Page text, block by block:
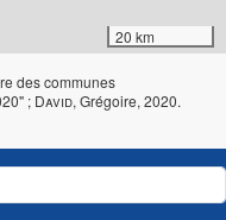
20 km
des communes
; David, Grégoire, 2020.